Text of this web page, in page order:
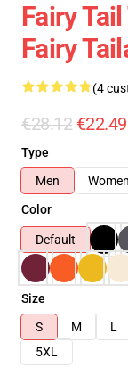
Fairy
Fairy
(4
€28.12 €22.49
Type
Men
Women
Color
Default
Size
S
M L
5XL